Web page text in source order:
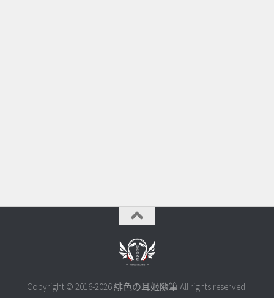
Copyright © 2016-2026 緋色の耳姬隨筆 All rights reserved.